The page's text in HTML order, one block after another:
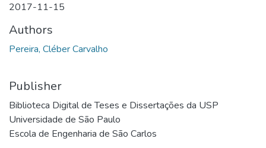
2017-11-15
Authors
Pereira, Cléber Carvalho
Publisher
Biblioteca Digital de Teses e Dissertações da USP
Universidade de São Paulo
Escola de Engenharia de São Carlos